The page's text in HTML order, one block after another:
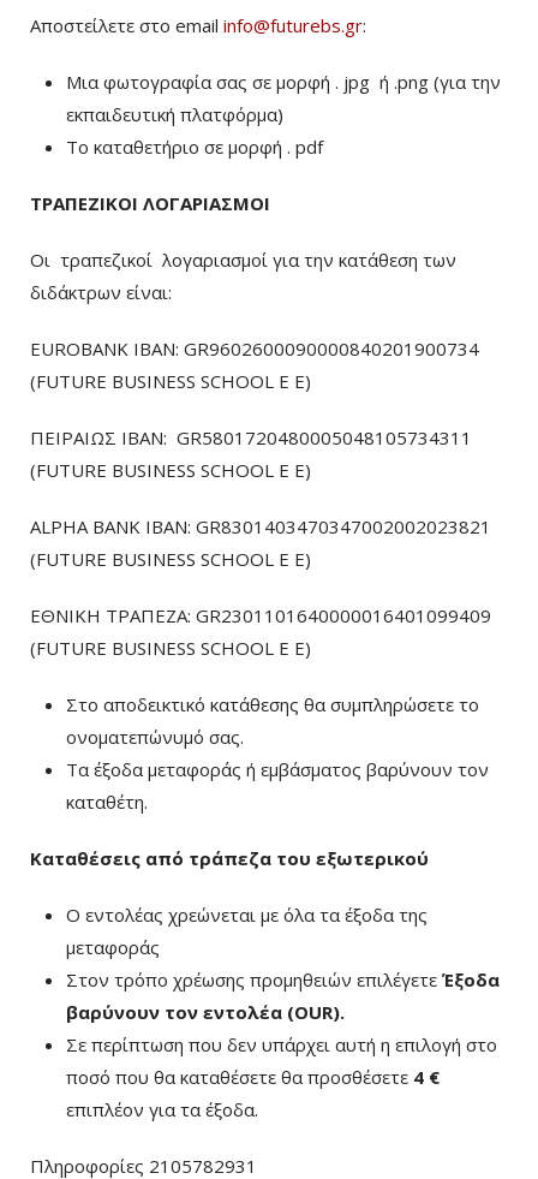
Αποστείλετε στο email info@futurebs.gr:
Μια φωτογραφία σας σε μορφή . jpg ή .png (για την
εκπαιδευτική πλατφόρμα)
To καταθετήριο σε μορφή . pdf
ΤΡΑΠΕΖΙΚΟΙ ΛΟΓΑΡΙΑΣΜΟΙ
Οι τραπεζικοί λογαριασμοί για την κατάθεση των
διδάκτρων είναι:
EUROBANK IBAN: GR9602600090000840201900734
(FUTURE BUSINESS SCHOOL E E)
ΠΕΙΡΑΙΩΣ ΙΒΑΝ: GR5801720480005048105734311
(FUTURE BUSINESS SCHOOL E E)
ALPHA BANK IBAN: GR8301403470347002002023821
(FUTURE BUSINESS SCHOOL E E)
ΕΘΝΙΚΗ ΤΡΑΠΕΖΑ: GR2301101640000016401099409
(FUTURE BUSINESS SCHOOL E E)
Στο αποδεικτικό κατάθεσης θα συμπληρώσετε το
ονοματεπώνυμό σας.
Τα έξοδα μεταφοράς ή εμβάσματος βαρύνουν τον
καταθέτη.
Καταθέσεις από τράπεζα του εξωτερικού
Ο εντολέας χρεώνεται με όλα τα έξοδα της
μεταφοράς
Στον τρόπο χρέωσης προμηθειών επιλέγετε Έξοδα
βαρύνουν τον εντολέα (ΟUR).
Σε περίπτωση που δεν υπάρχει αυτή η επιλογή στο
ποσό που θα καταθέσετε θα προσθέσετε 4 €
επιπλέον για τα έξοδα.
Πληροφορίες 2105782931